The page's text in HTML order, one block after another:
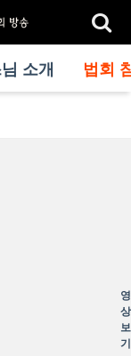
소개 법회
영
상
보
기